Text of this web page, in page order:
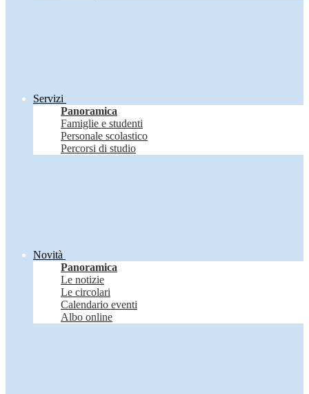
Servizi
Panoramica
Famiglie e studenti
Personale scolastico
Percorsi di studio
Novità
Panoramica
Le notizie
Le circolari
Calendario eventi
Albo online